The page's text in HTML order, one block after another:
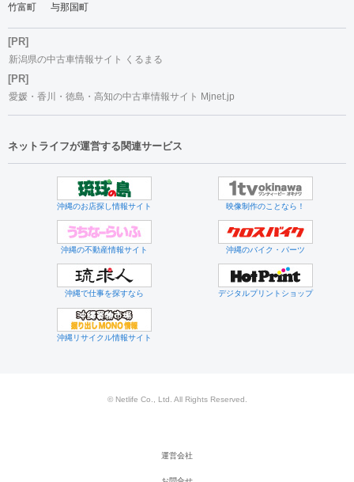
竹富町
与那国町
[PR]
新潟県の中古車情報サイト くるまる
[PR]
愛媛・香川・徳島・高知の中古車情報サイト Mjnet.jp
ネットライフが運営する関連サービス
沖縄のお店探し情報サイト 映像制作のことなら！
沖縄の不動産情報サイト 沖縄のバイク・パーツ
沖縄で仕事を探すなら デジタルプリントショップ
沖縄リサイクル情報サイト
© Netlife Co., Ltd. All Rights Reserved.
運営会社